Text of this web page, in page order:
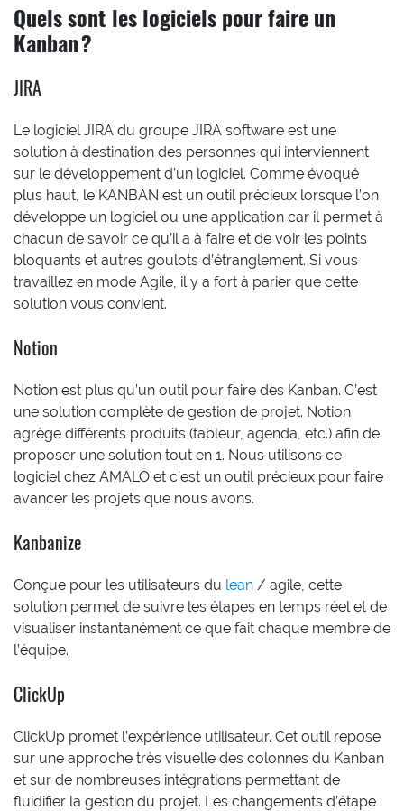
Quels sont les logiciels pour faire un
Kanban ?
JIRA
Le logiciel JIRA du groupe JIRA software est une
solution à destination des personnes qui interviennent
sur le développement d’un logiciel. Comme évoqué
plus haut, le KANBAN est un outil précieux lorsque l’on
développe un logiciel ou une application car il permet à
chacun de savoir ce qu’il a à faire et de voir les points
bloquants et autres goulots d’étranglement. Si vous
travaillez en mode Agile, il y a fort à parier que cette
solution vous convient.
Notion
Notion est plus qu’un outil pour faire des Kanban. C’est
une solution complète de gestion de projet. Notion
agrège différents produits (tableur, agenda, etc.) afin de
proposer une solution tout en 1. Nous utilisons ce
logiciel chez AMALO et c’est un outil précieux pour faire
avancer les projets que nous avons.
Kanbanize
Conçue pour les utilisateurs du lean / agile, cette
solution permet de suivre les étapes en temps réel et de
visualiser instantanément ce que fait chaque membre de
l’équipe.
ClickUp
ClickUp promet l’expérience utilisateur. Cet outil repose
sur une approche très visuelle des colonnes du Kanban
et sur de nombreuses intégrations permettant de
fluidifier la gestion du projet. Les changements d’étape